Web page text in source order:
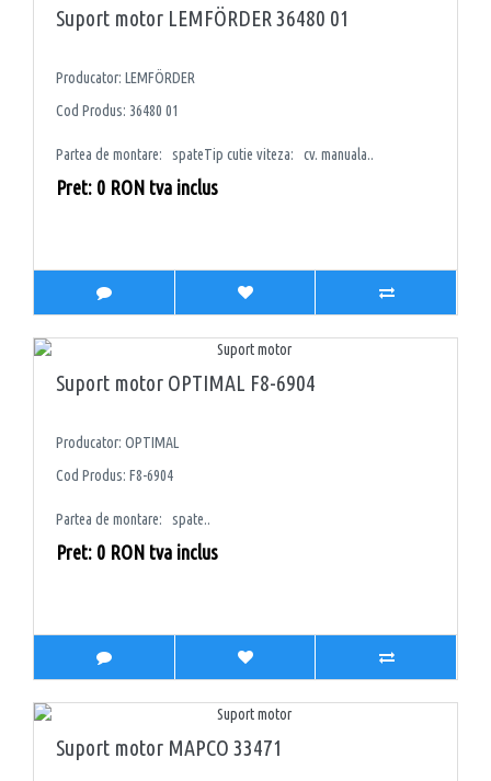
Suport motor LEMFÖRDER 36480 01
Producator: LEMFÖRDER
Cod Produs: 36480 01
Partea de montare: spateTip cutie viteza: cv. manuala..
Pret: 0 RON tva inclus
Suport motor OPTIMAL F8-6904
Producator: OPTIMAL
Cod Produs: F8-6904
Partea de montare: spate..
Pret: 0 RON tva inclus
Suport motor MAPCO 33471